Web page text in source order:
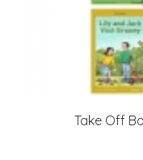
Take Off